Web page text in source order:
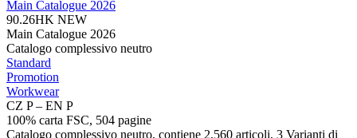
Main Catalogue 2026
90.26HK NEW
Main Catalogue 2026
Catalogo complessivo neutro
Standard
Promotion
Workwear
CZ P – EN P
100% carta FSC, 504 pagine
Catalogo complessivo neutro, contiene 2.560 articoli, 3 Varianti di